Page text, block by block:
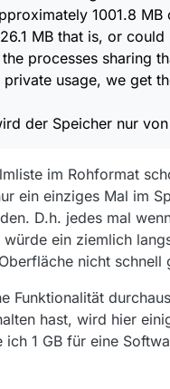
1001.8 MB
MB that is, or
processes sharing
usage, we get
der Speicher nur
im Rohformat
ein einziges Mal im
D.h. jedes mal
ein ziemlich
nicht schnell
Funktionalität
hast, wird hier
1 GB für eine